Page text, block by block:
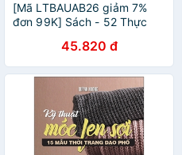
[Mã LTBAUAB26 giảm 7%
đơn 99K] Sách - 52 Thực
45.820 đ